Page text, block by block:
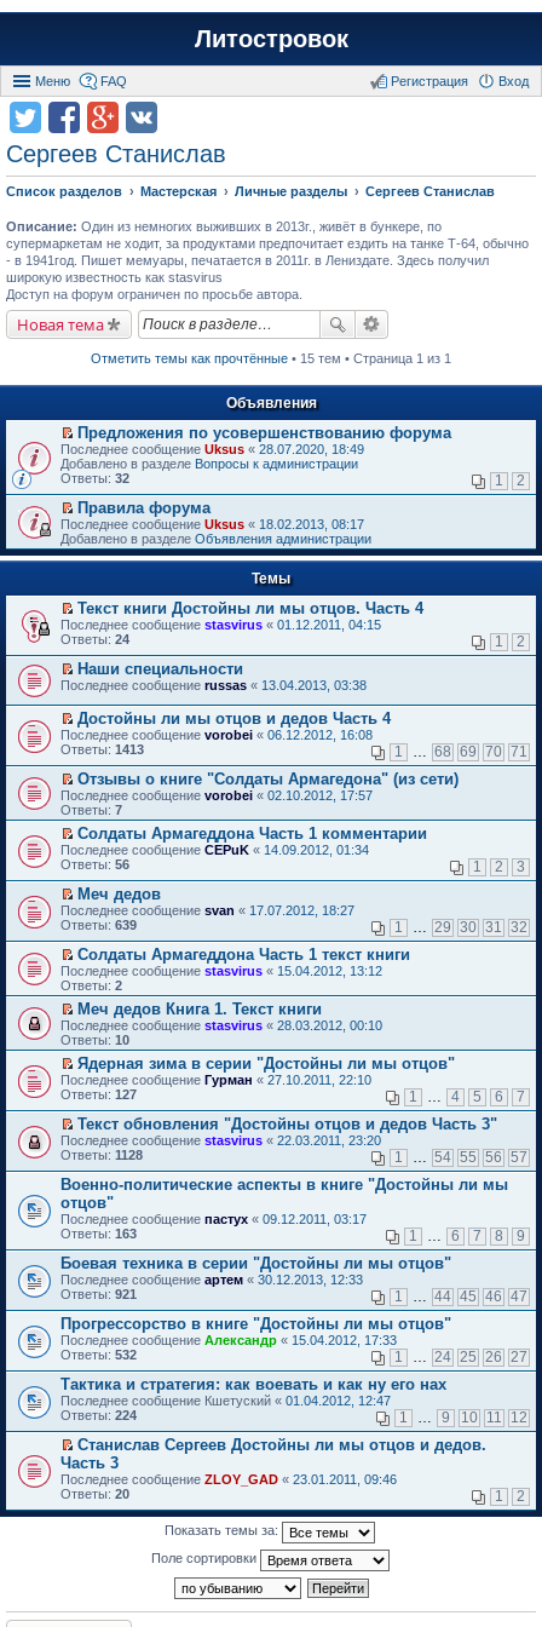
Литостровок
Меню FAQ Вход
Регистрация
Сергеев Станислав
Список разделов Мастерская Личные разделы Сергеев Станислав
Описание: Один из немногих выживших в 2013г., живёт в бункере, по
супермаркетам не ходит, за продуктами предпочитает ездить на танке Т-64, обычно
- в 1941год. Пишет мемуары, печатается в 2011г. в Лениздате. Здесь получил
широкую известность как stasvirus
Доступ на форум ограничен по просьбе автора.
Новая тема
Отметить темы как прочтённые • 15 тем • Страница 1 из 1
Объявления
П
е
р
й
т
и
к
п
в
о
м
у
н
е
п
р
о
ч
и
т
а
н
н
о
м
у
с
о
о
б
щ
е
н
и
ю
Предложения по усовершенствованию форума
Последнее сообщение Uksus « 28.07.2020, 18:49
Добавлено в разделе Вопросы к администрации
Ответы: 32 1 2
П
е
р
е
т
и
к
п
р
в
о
м
у
н
е
п
р
о
ч
и
т
а
н
н
о
м
у
с
о
о
б
щ
е
н
и
ю
Правила форума
Последнее сообщение Uksus « 18.02.2013, 08:17
Добавлено в разделе Объявления администрации
Темы
П
е
е
й
т
и
к
п
е
р
в
о
м
у
н
е
п
р
о
ч
и
т
а
н
н
о
м
у
с
о
о
б
щ
е
и
ю
Текст книги Достойны ли мы отцов. Часть 4
Последнее сообщение stasvirus « 01.12.2011, 04:15
Ответы: 24 1 2
П
р
е
й
т
и
к
п
е
р
в
о
м
у
н
е
п
р
о
ч
и
т
а
н
н
о
м
у
с
о
б
щ
е
н
и
ю
Наши специальности
Последнее сообщение russas « 13.04.2013, 03:38
П
е
е
й
т
и
к
п
е
в
о
м
у
н
е
п
р
о
ч
и
т
а
н
н
о
м
у
с
о
щ
е
н
и
ю
Достойны ли мы отцов и дедов Часть 4
Последнее сообщение vorobei « 06.12.2012, 16:08
Ответы: 1413 1 68 69 70 71
П
е
р
е
й
т
и
п
е
в
о
м
у
н
е
п
р
о
ч
и
т
н
н
о
м
у
с
о
о
б
щ
е
н
и
ю
Отзывы о книге "Солдаты Армагедона" (из сети)
Последнее сообщение vorobei « 02.10.2012, 17:57
Ответы: 7
П
е
е
й
т
и
к
п
е
р
в
о
м
у
н
е
п
р
о
ч
и
а
н
н
о
м
у
с
о
о
б
щ
е
н
и
ю
Солдаты Армагеддона Часть 1 комментарии
Последнее сообщение CEPuK « 14.09.2012, 01:34
Ответы: 56 1 2 3
П
е
е
й
т
и
п
е
р
в
о
м
у
н
е
п
р
о
ч
и
т
а
н
н
о
м
у
с
о
о
б
щ
е
н
и
ю
Меч дедов
Последнее сообщение svan « 17.07.2012, 18:27
Ответы: 639 1 29 30 31 32
П
е
р
е
й
т
и
к
п
е
р
о
м
у
н
е
п
р
о
ч
и
т
а
н
н
о
м
у
с
о
о
б
щ
е
н
и
Солдаты Армагеддона Часть 1 текст книги
Последнее сообщение stasvirus « 15.04.2012, 13:12
Ответы: 2
П
е
р
е
й
т
и
к
п
е
в
м
у
н
е
п
р
о
ч
и
т
а
н
н
о
м
у
с
о
о
б
щ
е
Меч дедов Книга 1. Текст книги
Последнее сообщение stasvirus « 28.03.2012, 00:10
Ответы: 10
П
е
е
т
и
п
е
р
в
о
м
у
н
е
п
р
о
и
т
а
н
н
о
м
у
с
о
ю
Ядерная зима в серии "Достойны ли мы отцов"
Последнее сообщение Гурман « 27.10.2011, 22:10
Ответы: 127 1 4 5 6 7
П
е
е
й
т
и
к
п
е
р
в
о
м
у
н
е
п
р
о
и
а
н
н
о
щ
Текст обновления "Достойны отцов и дедов Часть 3"
Последнее сообщение stasvirus « 22.03.2011, 23:20
Ответы: 1128 1 54 55 56 57
Военно-политические аспекты в книге "Достойны ли мы
отцов"
Последнее сообщение пастух « 09.12.2011, 03:17
Ответы: 163 1 6 7 8 9
Боевая техника в серии "Достойны ли мы отцов"
Последнее сообщение артем « 30.12.2013, 12:33
Ответы: 921 1 44 45 46 47
Прогрессорство в книге "Достойны ли мы отцов"
Последнее сообщение Александр « 15.04.2012, 17:33
Ответы: 532 1 24 25 26 27
Тактика и стратегия: как воевать и как ну его нах
Последнее сообщение Кшетуский « 01.04.2012, 12:47
Ответы: 224 1 9 10 11 12
П
е
р
е
й
в
Станислав Сергеев Достойны ли мы отцов и дедов.
Часть 3
Последнее сообщение ZLOY_GAD « 23.01.2011, 09:46
Ответы: 20 1 2
Показать темы за:
Поле сортировки